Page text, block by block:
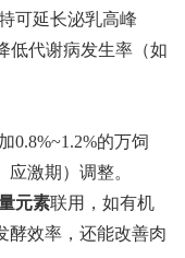
可延长泌乳高峰
低代谢病发生率（如
0.8%~1.2%的万饲
激期）调整。
元素联用，如有机
酵效率，还能改善肉